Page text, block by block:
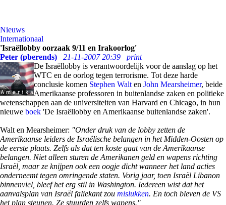
Nieuws
Internationaal
'Israëllobby oorzaak 9/11 en Irakoorlog'
Peter (pberends)
21-11-2007 20:39
print
De Israëllobby is verantwoordelijk voor de aanslag op het
WTC en de oorlog tegen terrorisme. Tot deze harde
conclusie komen Stephen Walt en John Mearsheimer, beide
Amerikaanse professoren in buitenlandse zaken en politieke
wetenschappen aan de universiteiten van Harvard en Chicago, in hun
nieuwe boek 'De Israëllobby en Amerikaanse buitenlandse zaken'.
Walt en Mearsheimer: "Onder druk van de lobby zetten de
Amerikaanse leiders de Israëlische belangen in het Midden-Oosten op
de eerste plaats. Zelfs als dat ten koste gaat van de Amerikaanse
belangen. Niet alleen sturen de Amerikanen geld en wapens richting
Israël, maar ze knijpen ook een oogje dicht wanneer het land acties
onderneemt tegen omringende staten. Vorig jaar, toen Israël Libanon
binnenviel, bleef het erg stil in Washington. Iedereen wist dat het
aanvalsplan van Israël faliekant zou mislukken. En toch bleven de VS
het plan steunen. Ze stuurden zelfs wapens."